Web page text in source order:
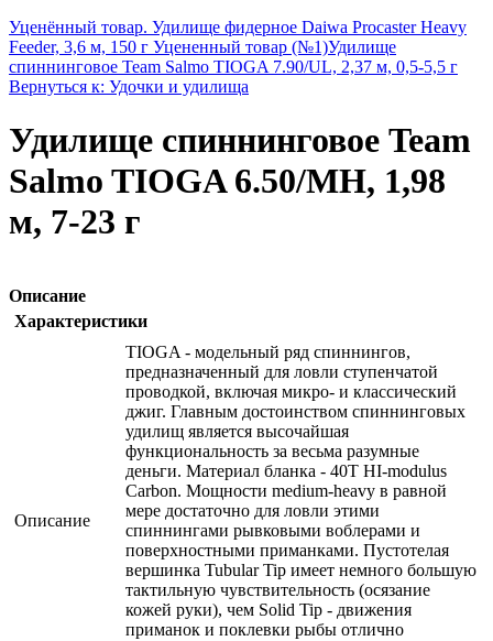
Уценённый товар. Удилище фидерное Daiwa Procaster Heavy
Feeder, 3,6 м, 150 г Уцененный товар (№1)Удилище
спиннинговое Team Salmo TIOGA 7.90/UL, 2,37 м, 0,5-5,5 г
Вернуться к: Удочки и удилища
Удилище спиннинговое Team
Salmo TIOGA 6.50/MH, 1,98
м, 7-23 г
Описание
Характеристики
Описание
TIOGA - модельный ряд спиннингов,
предназначенный для ловли ступенчатой
проводкой, включая микро- и классический
джиг. Главным достоинством спиннинговых
удилищ является высочайшая
функциональность за весьма разумные
деньги. Материал бланка - 40T HI-modulus
Carbon. Мощности medium-heavy в равной
мере достаточно для ловли этими
спиннингами рывковыми воблерами и
поверхностными приманками. Пустотелая
вершинка Tubular Tip имеет немного большую
тактильную чувствительность (осязание
кожей руки), чем Solid Tip - движения
приманок и поклевки рыбы отлично